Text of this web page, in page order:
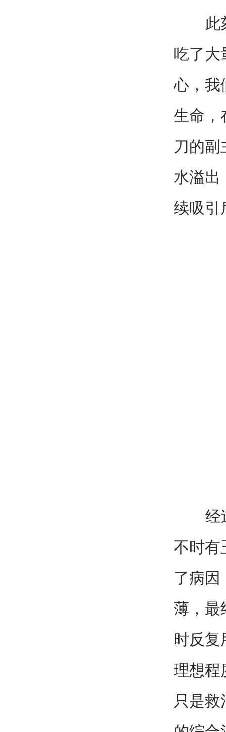
此刻
吃了大
心，我
生命，
刀的副
水溢出
续吸引
经过
不时有
了病因
薄，最
时反复
理想
只是